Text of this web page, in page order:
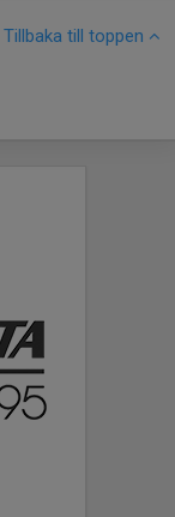
Tillbaka till toppen